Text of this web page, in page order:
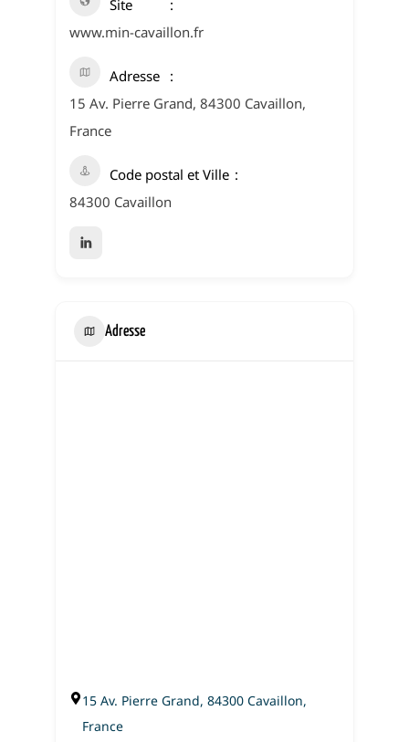
Site
www.min-cavaillon.fr
Adresse
15 Av. Pierre Grand, 84300 Cavaillon,
France
Code postal et Ville
84300 Cavaillon
Adresse
15 Av. Pierre Grand, 84300 Cavaillon,
France